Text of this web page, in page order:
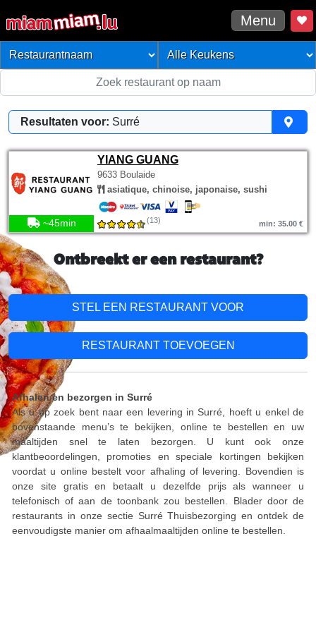
Menu
Resultaten voor: Surré
YIANG GUANG
9633 Boulaide
asiatique, chinoise, japonaise, sushi
~45min (13) min: 35.00 €
Ontbreekt er een restaurant?
STEL EEN RESTAURANT VOOR
RESTAURANT TOEVOEGEN
Afhalen en bezorgen in Surré
Als u op zoek bent naar een levering in Surré, hoeft u enkel de
bovenstaande menu’s te bekijken, online te bestellen en uw
maaltijden snel te laten bezorgen. U kunt ook onze
klantbeoordelingen, promoties en speciale kortingen bekijken
voordat u online bestelt voor afhaling of levering. Bovendien is
onze site gratis en betaalt u dezelfde prijs als wanneer u
telefonisch of aan de toonbank zou bestellen. Blader door de
restaurants in onze sectie Surré Thuisbezorging en ontdek de
eenvoudigste manier om afhaalmaaltijden online te bestellen.